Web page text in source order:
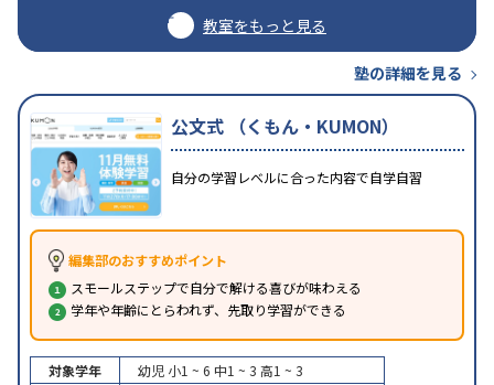
教室をもっと見る
塾の詳細を見る
公文式 （くもん・KUMON）
自分の学習レベルに合った内容で自学自習
編集部のおすすめポイント
スモールステップで自分で解ける喜びが味わえる
学年や年齢にとらわれず、先取り学習ができる
対象学年 幼児 小1 ~ 6 中1 ~ 3 高1 ~ 3